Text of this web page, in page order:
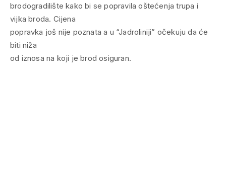
brodogradilište kako bi se popravila oštećenja trupa i
vijka broda. Cijena
popravka još nije poznata a u “Jadroliniji” očekuju da će
biti niža
od iznosa na koji je brod osiguran.